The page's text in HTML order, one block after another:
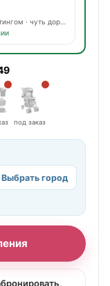
под заказ
Выбрать город